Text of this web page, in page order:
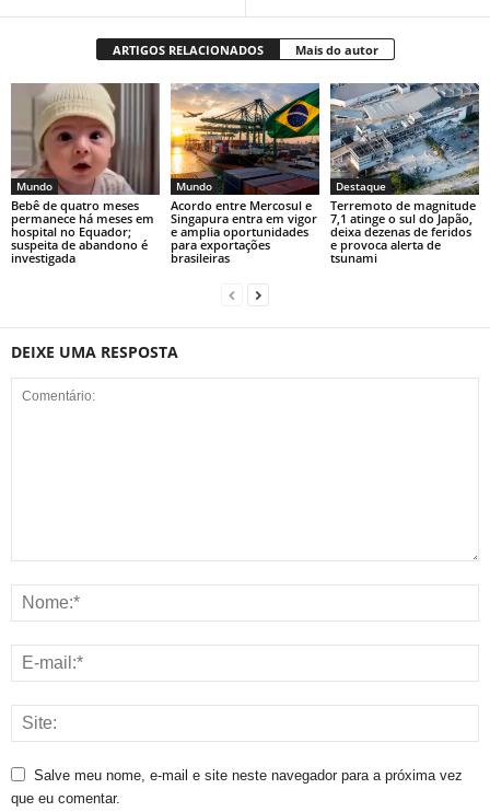
ARTIGOS RELACIONADOS Mais do autor
Mundo
Bebê de quatro meses
permanece há meses em
hospital no Equador;
suspeita de abandono é
investigada
Mundo
Acordo entre Mercosul e
Singapura entra em vigor
e amplia oportunidades
para exportações
brasileiras
Destaque
Terremoto de magnitude
7,1 atinge o sul do Japão,
deixa dezenas de feridos
e provoca alerta de
tsunami
DEIXE UMA RESPOSTA
Salve meu nome, e-mail e site neste navegador para a próxima vez
que eu comentar.